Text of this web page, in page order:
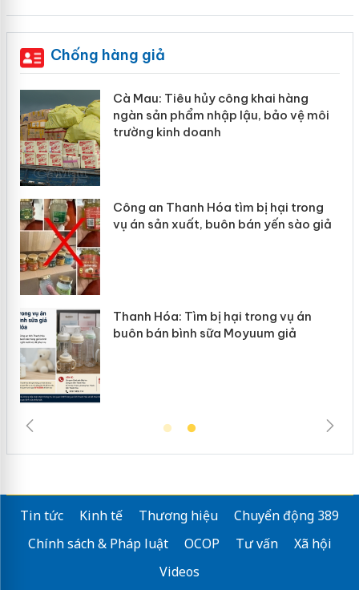
Chống hàng giả
vệ môi
trong
sào giả
án
Khẩn trương xác minh, xử lý sản
Slimaura Care x3 sử dụng giấy
giả mạo
Lào Cai xử lý 83 vụ vi phạm thương
mại trong tháng 7
Hưng Yên: Xử lý 6 hộ kinh doanh
hàng giả mạo nhãn hiệu Adidas,
Tin tức Kinh tế Thương hiệu
Chuyển động 389
Chính sách & Pháp luật
OCOP Tư vấn
Xã hội
Videos